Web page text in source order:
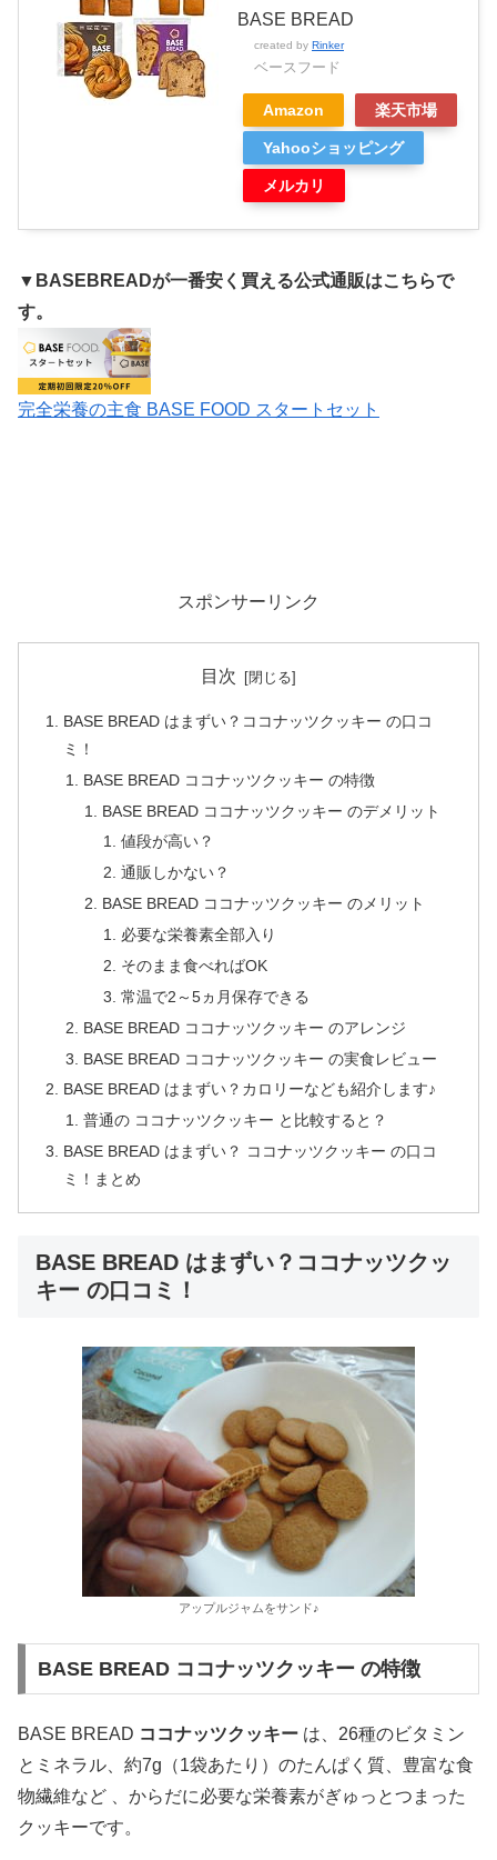
BASE BREAD
created by Rinker
ベースフード
Amazon 楽天市場
Yahooショッピング
メルカリ
▼BASEBREADが一番安く買える公式通販はこちらで
す。
完全栄養の主食 BASE FOOD スタートセット
スポンサーリンク
目次
BASE BREAD はまずい？ココナッツクッキー の口コ
ミ！
BASE BREAD ココナッツクッキー の特徴
BASE BREAD ココナッツクッキー のデメリット
値段が高い？
通販しかない？
BASE BREAD ココナッツクッキー のメリット
必要な栄養素全部入り
そのまま食べればOK
常温で2～5ヵ月保存できる
BASE BREAD ココナッツクッキー のアレンジ
BASE BREAD ココナッツクッキー の実食レビュー
BASE BREAD はまずい？カロリーなども紹介します♪
普通の ココナッツクッキー と比較すると？
BASE BREAD はまずい？ ココナッツクッキー の口コ
ミ！まとめ
BASE BREAD はまずい？ココナッツクッ
キー の口コミ！
アップルジャムをサンド♪
BASE BREAD ココナッツクッキー の特徴
BASE BREAD ココナッツクッキー は、26種のビタミン
とミネラル、約7g（1袋あたり）のたんぱく質、豊富な食
物繊維など 、からだに必要な栄養素がぎゅっとつまった
クッキーです。